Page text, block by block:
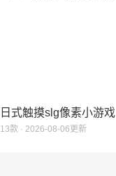
日式触摸slg像素小游戏
13款 · 2026-08-06更新